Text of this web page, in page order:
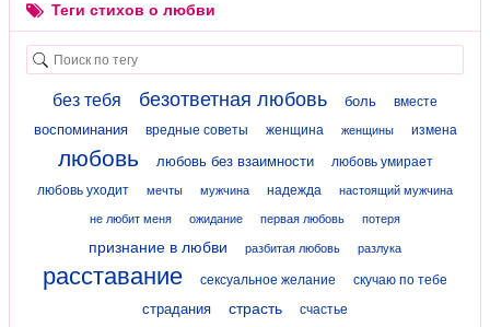
Теги стихов о любви
без тебя безответная любовь боль вместе
воспоминания вредные советы женщина женщины измена
любовь любовь без взаимности
любовь умирает
любовь уходит
мечты мужчина надежда настоящий мужчина
не любит меня ожидание первая любовь потеря
признание в любви разбитая любовь разлука
расставание сексуальное желание скучаю по тебе
страдания страсть счастье